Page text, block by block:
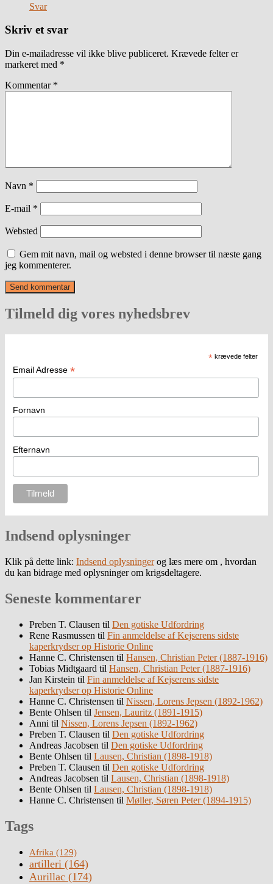
Svar
Skriv et svar
Din e-mailadresse vil ikke blive publiceret. Krævede felter er
markeret med *
Kommentar *
Navn *
E-mail *
Websted
Gem mit navn, mail og websted i denne browser til næste gang
jeg kommenterer.
Tilmeld dig vores nyhedsbrev
* krævede felter
Email Adresse *
Fornavn
Efternavn
Indsend oplysninger
Klik på dette link: Indsend oplysningerog læs mere om , hvordan
du kan bidrage med oplysninger om krigsdeltagere.
Seneste kommentarer
Preben T. Clausen til Den gotiske Udfordring
Rene Rasmussen til Fin anmeldelse af Kejserens sidste
kaperkrydser op Historie Online
Hanne C. Christensen til Hansen, Christian Peter (1887-1916)
Tobias Midtgaard til Hansen, Christian Peter (1887-1916)
Jan Kirstein til Fin anmeldelse af Kejserens sidste
kaperkrydser op Historie Online
Hanne C. Christensen til Nissen, Lorens Jepsen (1892-1962)
Bente Ohlsen til Jensen, Lauritz (1891-1915)
Anni til Nissen, Lorens Jepsen (1892-1962)
Preben T. Clausen til Den gotiske Udfordring
Andreas Jacobsen til Den gotiske Udfordring
Bente Ohlsen til Lausen, Christian (1898-1918)
Preben T. Clausen til Den gotiske Udfordring
Andreas Jacobsen til Lausen, Christian (1898-1918)
Bente Ohlsen til Lausen, Christian (1898-1918)
Hanne C. Christensen til Møller, Søren Peter (1894-1915)
Tags
Afrika (129)
artilleri (164)
Aurillac (174)